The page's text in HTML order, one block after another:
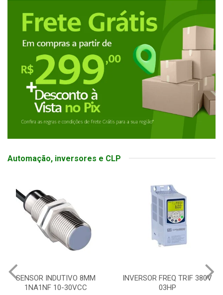
Automação, inversores e CLP
SENSOR INDUTIVO 8MM
1NA1NF 10-30VCC
INVERSOR FREQ TRIF 380V
03HP